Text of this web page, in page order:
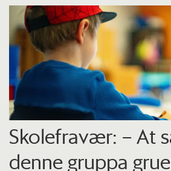
Skolefravær: – At
denne gruppa